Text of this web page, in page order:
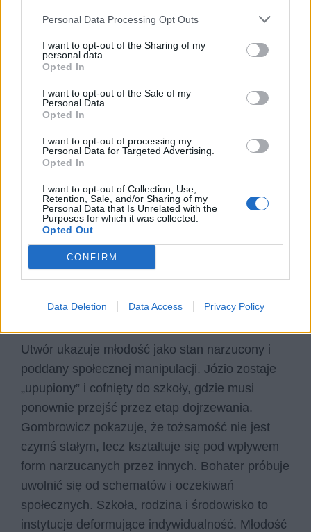
Personal Data Processing Opt Outs
I want to opt-out of the Sharing of my
personal data.
Opted In
I want to opt-out of the Sale of my
Personal Data.
Opted In
I want to opt-out of processing my
Personal Data for Targeted Advertising.
Opted In
I want to opt-out of Collection, Use,
Retention, Sale, and/or Sharing of my
Personal Data that Is Unrelated with the
Purposes for which it was collected.
Opted Out
CONFIRM
Data Deletion Data Access Privacy Policy
Ferdydurke
Utwór ukazuje młodość jako stan narzucony i
poddany społecznej manipulacji. Józio zostaje
„upupiony” i cofnięty do szkoły, gdzie musi
ponownie przejść przez etap dojrzewania.
Gombrowicz pokazuje, że tożsamość nie jest
czymś stałym, lecz kształtuje się pod wpływem
form narzucanych przez innych. Bohater próbuje
uwolnić się od schematów i oczekiwań
społecznych. Szkoła, rodzina i środowisko to
instytucje deformujące indywidualność. Młodość